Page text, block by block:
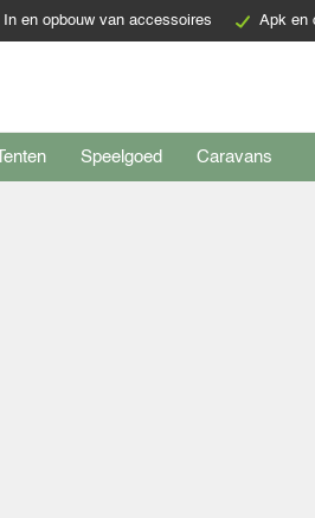
In en opbouw van accessoires Apk en
Speelgoed Caravans